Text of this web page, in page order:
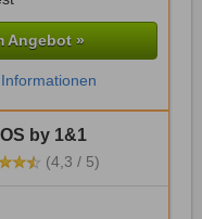
Angebot »
by 1&1
(4,3 / 5)